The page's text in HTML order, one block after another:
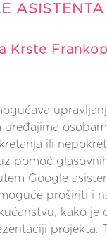
ASISTENTA
Krste
uređajima
ili
pomoć
Google
proširiti i
kako je
projekta.